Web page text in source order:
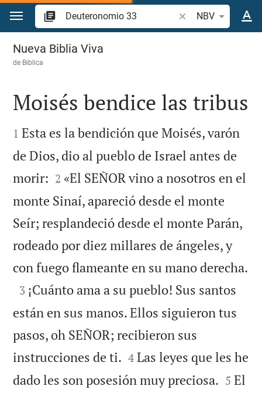
Ir a un contenido
Buscar versículo
NBV
Deuteronomio 33
Nueva Biblia Viva
de Biblica

Moisés bendice las tribus

1 Esta es la bendición que Moisés, varón
de Dios, dio al pueblo de Israel antes de
morir: 

2 «El SEÑOR vino a nosotros en el
monte Sinaí, apareció desde el monte
Seír; resplandeció desde el monte Parán,
rodeado por diez millares de ángeles, y
con fuego flameante en su mano derecha.

3 ¡Cuánto ama a su pueblo! Sus santos
están en sus manos. Ellos siguieron tus
pasos, oh SEÑOR; recibieron sus
instrucciones de ti. 

4 Las leyes que les he
dado les son posesión muy preciosa. 

5 El